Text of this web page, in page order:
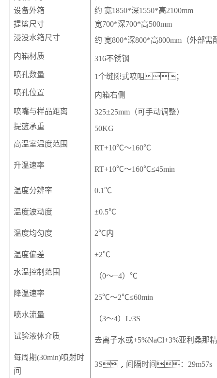
设备外箱
约 宽1850*深1550*高2100mm
提篮尺寸
宽700*深700*高500mm
浸没水箱尺寸
约 宽800*深800*高800mm （外部需
内箱材质
316不锈钢
喷孔数量
1个缝隙式喷咀；
喷孔位置
内箱右侧
喷嘴与样品距离
325±25mm（可手动调整）
提篮承重
50KG
高温室温度范围
RT+10℃～160℃
升温速率 RT+10℃～160℃≤45min
温度分辨率 0.1℃
温度波动度 ±0.5℃
温度均匀度 2℃内
温度偏差 ±2℃
水温控制范围 （0～+4）℃
降温速率 25℃～2℃≤60min
喷水流量 （3～4）L/3S
试验液体介质 去离子水或+5%NaCl+3%亚利桑那
每周期(30min)喷射时
间
3S，间隔时间：29m57s